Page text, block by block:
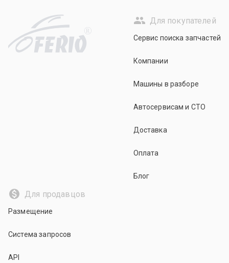
R
Для покупателей
Сервис поиска запчастей
Компании
Машины в разборе
Автосервисам и СТО
Доставка
Оплата
Блог
Для продавцов
Размещение
Система запросов
API